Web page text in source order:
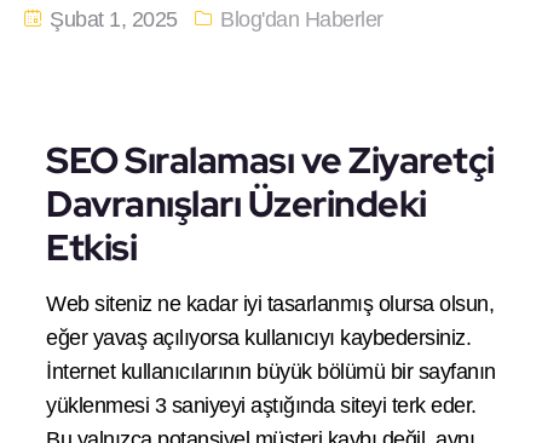
Şubat 1, 2025 Blog'dan Haberler
SEO Sıralaması ve Ziyaretçi
Davranışları Üzerindeki
Etkisi
Web siteniz ne kadar iyi tasarlanmış olursa olsun,
eğer yavaş açılıyorsa kullanıcıyı kaybedersiniz.
İnternet kullanıcılarının büyük bölümü bir sayfanın
yüklenmesi 3 saniyeyi aştığında siteyi terk eder.